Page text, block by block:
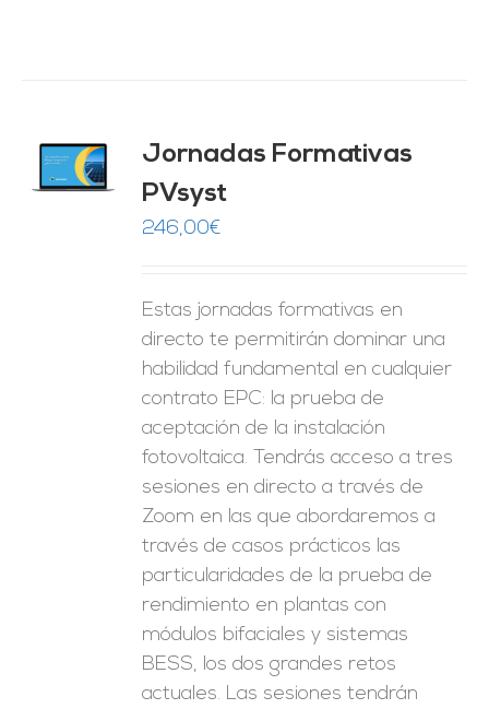
Jornadas Formativas
PVsyst
246,00€
Estas jornadas formativas en
directo te permitirán dominar una
habilidad fundamental en cualquier
contrato EPC: la prueba de
aceptación de la instalación
fotovoltaica. Tendrás acceso a tres
sesiones en directo a través de
Zoom en las que abordaremos a
través de casos prácticos las
particularidades de la prueba de
rendimiento en plantas con
módulos bifaciales y sistemas
BESS, los dos grandes retos
actuales. Las sesiones tendrán